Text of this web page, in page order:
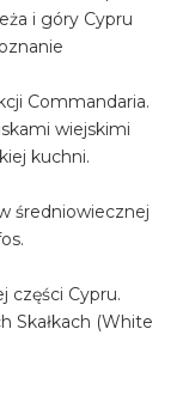
i góry Cypru
Commandaria.
wiejskimi
kuchni.
średniowiecznej
części Cypru.
Skałkach (White